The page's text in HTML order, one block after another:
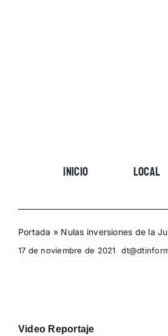
INICIO LOCAL
Portada » Nulas inversiones de la
17 de noviembre de 2021
Video Reportaje